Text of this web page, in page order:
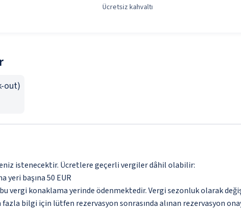
Ücretsiz kahvaltı
out)
istenecektir. Ücretlere geçerli vergiler dâhil olabilir:
yeri başına 50 EUR
vergi konaklama yerinde ödenmektedir. Vergi sezonluk olarak
bilgi için lütfen rezervasyon sonrasında alınan rezervasyon